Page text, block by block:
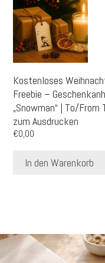
Kostenloses
Freebie –
„Snowman“ | To/From
zum Ausdrucken
€0,00
In den Warenkorb